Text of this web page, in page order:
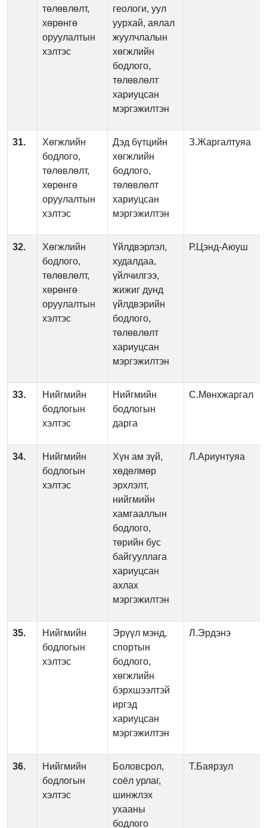
төлөвлөлт,
хөрөнгө
оруулалтын
хэлтэс
геологи, уул
уурхай, аялал
жуулчлалын
хөгжлийн
бодлого,
төлөвлөлт
хариуцсан
мэргэжилтэн
31.
Хөгжлийн
бодлого,
төлөвлөлт,
хөрөнгө
оруулалтын
хэлтэс
Дэд бүтцийн
хөгжлийн
бодлого,
төлөвлөлт
хариуцсан
мэргэжилтэн
З.Жаргалтуяа
32.
Хөгжлийн
бодлого,
төлөвлөлт,
хөрөнгө
оруулалтын
хэлтэс
Үйлдвэрлэл,
худалдаа,
үйлчилгээ,
жижиг дунд
үйлдвэрийн
бодлого,
төлөвлөлт
хариуцсан
мэргэжилтэн
Р.Цэнд-Аюуш
33.
Нийгмийн
бодлогын
хэлтэс
Нийгмийн
бодлогын
дарга
С.Мөнхжаргал
34.
Нийгмийн
бодлогын
хэлтэс
Хүн ам зүй,
хөдөлмөр
эрхлэлт,
нийгмийн
хамгааллын
бодлого,
төрийн бус
байгууллага
хариуцсан
ахлах
мэргэжилтэн
Л.Ариунтуяа
35.
Нийгмийн
бодлогын
хэлтэс
Эрүүл мэнд,
спортын
бодлого,
хөгжлийн
бэрхшээлтэй
иргэд
хариуцсан
мэргэжилтэн
Л.Эрдэнэ
36.
Нийгмийн
бодлогын
хэлтэс
Боловсрол,
соёл урлаг,
шинжлэх
ухааны
бодлого
Т.Баярзул